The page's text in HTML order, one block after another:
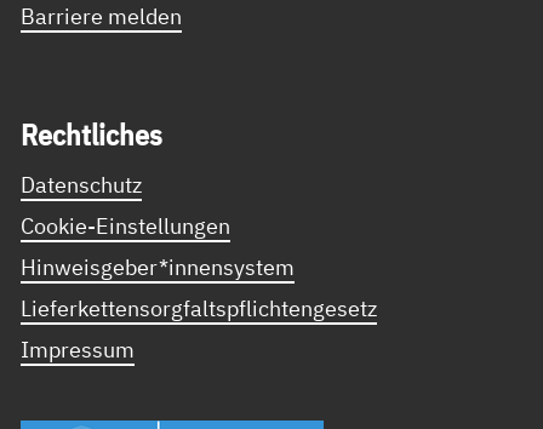
Barriere melden
Recht­li­ches
Datenschutz
Cookie-Einstellungen
Hinweisgeber*innensystem
Lieferkettensorgfaltspflichtengesetz
Impressum